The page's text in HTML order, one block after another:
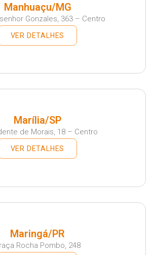
Manhuaçu/MG
Gonzales, 363 – Centro
VER DETALHES
Marília/SP
de Morais, 18 – Centro
VER DETALHES
Maringá/PR
Rocha Pombo, 248